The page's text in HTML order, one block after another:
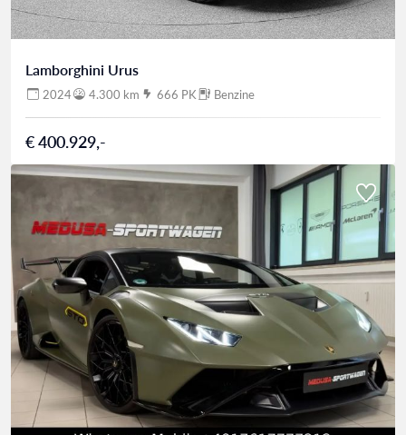
Lamborghini Urus
2024 4.300 km 666 PK Benzine
€ 400.929,-